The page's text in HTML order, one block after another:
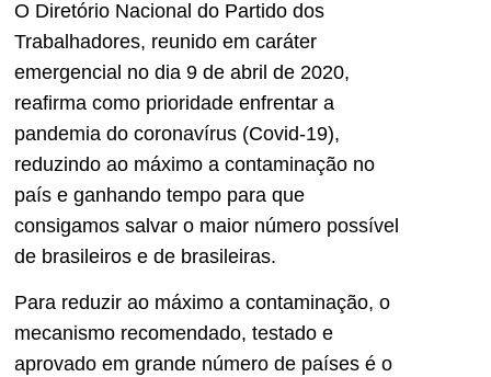
O Diretório Nacional do Partido dos
Trabalhadores, reunido em caráter
emergencial no dia 9 de abril de 2020,
reafirma como prioridade enfrentar a
pandemia do coronavírus (Covid-19),
reduzindo ao máximo a contaminação no
país e ganhando tempo para que
consigamos salvar o maior número possível
de brasileiros e de brasileiras.
Para reduzir ao máximo a contaminação, o
mecanismo recomendado, testado e
aprovado em grande número de países é o